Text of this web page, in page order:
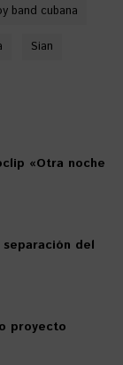
band cubana
Sian
«Otra noche
del
proyecto